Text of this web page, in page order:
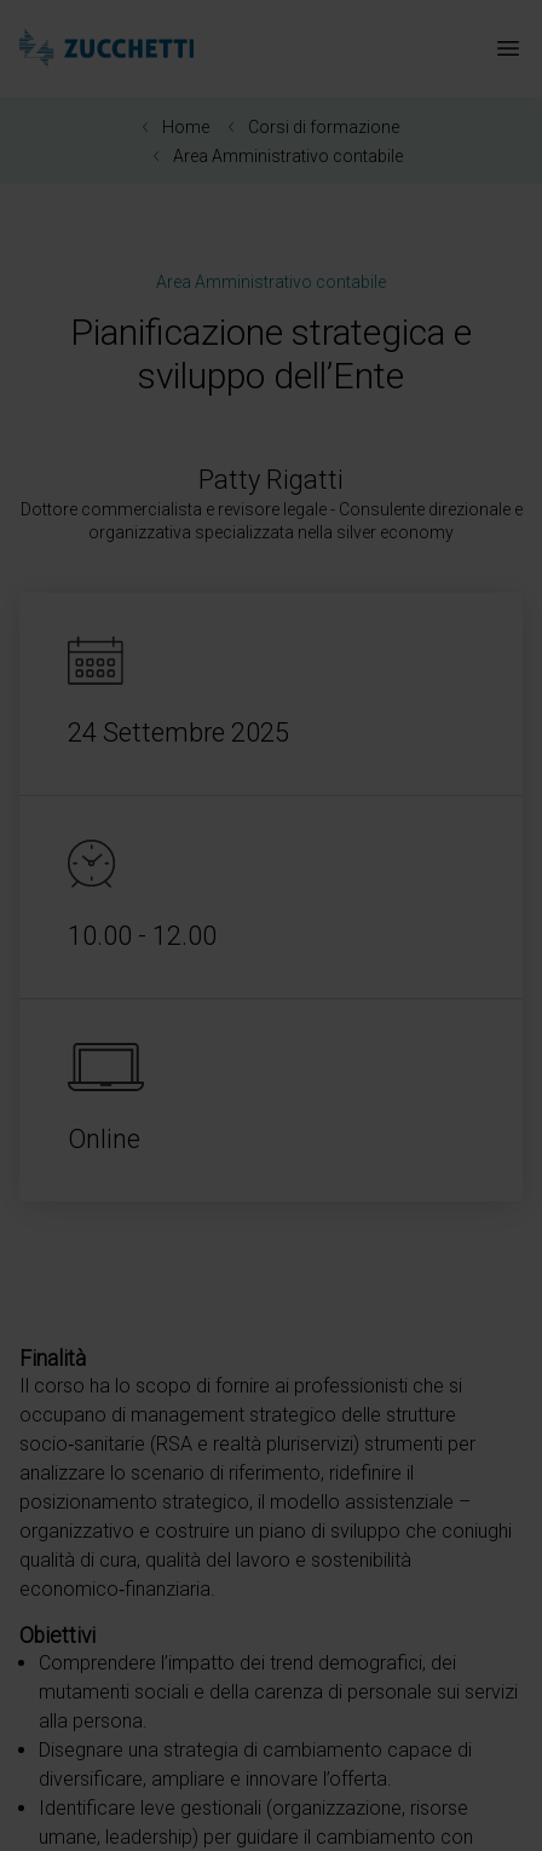
Zucchetti Healthcare
Home
Corsi di formazione
Area Amministrativo contabile
Area Amministrativo contabile
Pianificazione strategica e
sviluppo dell’Ente
Patty Rigatti
Dottore commercialista e revisore legale - Consulente direzionale e
organizzativa specializzata nella silver economy
24 Settembre 2025
10.00 - 12.00
Online
Finalità
Il corso ha lo scopo di fornire ai professionisti che si
occupano di management strategico delle strutture
socio‑sanitarie (RSA e realtà pluriservizi) strumenti per
analizzare lo scenario di riferimento, ridefinire il
posizionamento strategico, il modello assistenziale –
organizzativo e costruire un piano di sviluppo che coniughi
qualità di cura, qualità del lavoro e sostenibilità
economico‑finanziaria.
Obiettivi
Comprendere l’impatto dei trend demografici, dei
mutamenti sociali e della carenza di personale sui servizi
alla persona.
Disegnare una strategia di cambiamento capace di
diversificare, ampliare e innovare l’offerta.
Identificare leve gestionali (organizzazione, risorse
umane, leadership) per guidare il cambiamento con